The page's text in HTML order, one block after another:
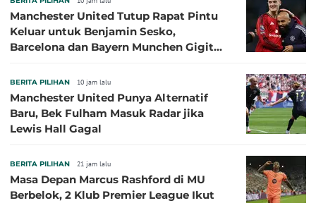
Manchester United Tutup Rapat Pintu
Keluar untuk Benjamin Sesko,
Barcelona dan Bayern Munchen Gigit
BERITA PILIHAN 10 jam lalu
Manchester United Punya Alternatif
Baru, Bek Fulham Masuk Radar jika
Lewis Hall Gagal
BERITA PILIHAN 21 jam lalu
Masa Depan Marcus Rashford di MU
Berbelok, 2 Klub Premier League Ikut